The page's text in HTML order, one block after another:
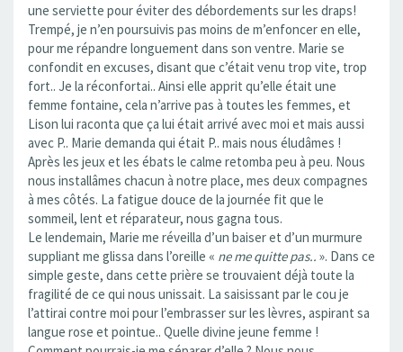
une serviette pour éviter des débordements sur les draps!
Trempé, je n’en poursuivis pas moins de m’enfoncer en elle,
pour me répandre longuement dans son ventre. Marie se
confondit en excuses, disant que c’était venu trop vite, trop
fort.. Je la réconfortai.. Ainsi elle apprit qu’elle était une
femme fontaine, cela n’arrive pas à toutes les femmes, et
Lison lui raconta que ça lui était arrivé avec moi et mais aussi
avec P.. Marie demanda qui était P.. mais nous éludâmes !
Après les jeux et les ébats le calme retomba peu à peu. Nous
nous installâmes chacun à notre place, mes deux compagnes
à mes côtés. La fatigue douce de la journée fit que le
sommeil, lent et réparateur, nous gagna tous.
Le lendemain, Marie me réveilla d’un baiser et d’un murmure
suppliant me glissa dans l’oreille « ne me quitte pas.. ». Dans ce
simple geste, dans cette prière se trouvaient déjà toute la
fragilité de ce qui nous unissait. La saisissant par le cou je
l’attirai contre moi pour l’embrasser sur les lèvres, aspirant sa
langue rose et pointue.. Quelle divine jeune femme !